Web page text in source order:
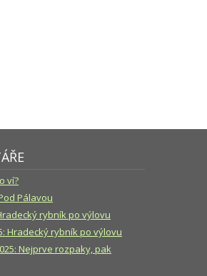
ví?
Pálavou
rybník po výlovu
Hradecký rybník po výlovu
Nejprve rozpaky, pak